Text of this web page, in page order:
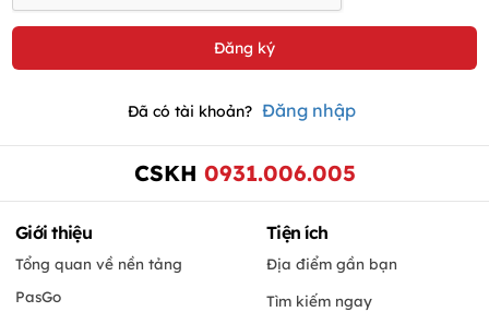
Đã có tài khoản? Đăng nhập
CSKH 0931.006.005
Giới thiệu
Tổng quan về nền tảng
PasGo
Tiện ích
Địa điểm gần bạn
Tìm kiếm ngay